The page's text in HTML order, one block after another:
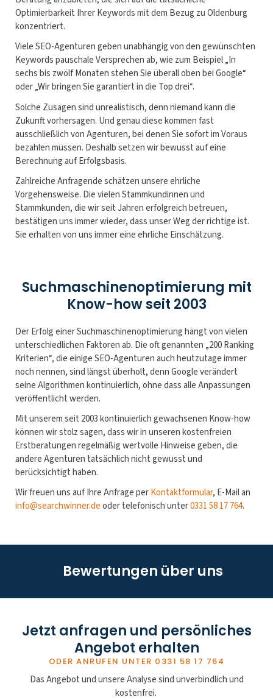
Optimierbarkeit Ihrer Keywords mit dem Bezug zu Oldenburg
konzentriert.
Viele SEO-Agenturen geben unabhängig von den gewünschten
Keywords pauschale Versprechen ab, wie zum Beispiel „In
sechs bis zwölf Monaten stehen Sie überall oben bei Google“
oder „Wir bringen Sie garantiert in die Top drei“.
Solche Zusagen sind unrealistisch, denn niemand kann die
Zukunft vorhersagen. Und genau diese kommen fast
ausschließlich von Agenturen, bei denen Sie sofort im Voraus
bezahlen müssen. Deshalb setzen wir bewusst auf eine
Berechnung auf Erfolgsbasis.
Zahlreiche Anfragende schätzen unsere ehrliche
Vorgehensweise. Die vielen Stammkundinnen und
Stammkunden, die wir seit Jahren erfolgreich betreuen,
bestätigen uns immer wieder, dass unser Weg der richtige ist.
Sie erhalten von uns immer eine ehrliche Einschätzung.
Suchmaschinenoptimierung mit
Know-how seit 2003
Der Erfolg einer Suchmaschinenoptimierung hängt von vielen
unterschiedlichen Faktoren ab. Die oft genannten „200 Ranking
Kriterien“, die einige SEO-Agenturen auch heutzutage immer
noch nennen, sind längst überholt, denn Google verändert
seine Algorithmen kontinuierlich, ohne dass alle Anpassungen
veröffentlicht werden.
Mit unserem seit 2003 kontinuierlich gewachsenen Know-how
können wir stolz sagen, dass wir in unseren kostenfreien
Erstberatungen regelmäßig wertvolle Hinweise geben, die
andere Agenturen tatsächlich nicht gewusst und
berücksichtigt haben.
Wir freuen uns auf Ihre Anfrage perKontaktformular, E-Mail an
info@searchwinner.deoder telefonisch unter0331 58 17 764.
Bewertungen über uns
Jetzt anfragen und persönliches
Angebot erhalten
ODER ANRUFEN UNTER 0331 58 17 764
Das Angebot und unsere Analyse sind unverbindlich und
kostenfrei.